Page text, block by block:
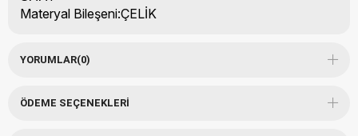
Materyal Bileşeni:ÇELİK
YORUMLAR(0)
ÖDEME SEÇENEKLERI